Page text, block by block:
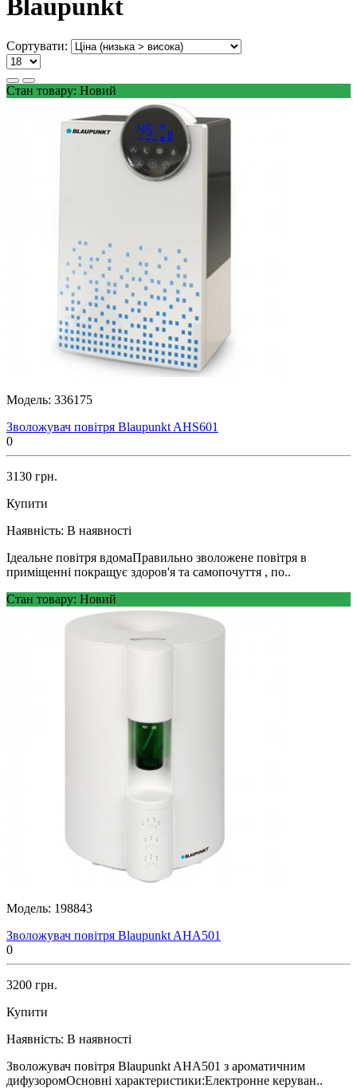
Blaupunkt
Сортувати:
Стан товару: Новий
Модель: 336175
Зволожувач повітря Blaupunkt AHS601
0
3130 грн.
Купити
Наявність: В наявності
Ідеальне повітря вдомаПравильно зволожене повітря в
приміщенні покращує здоров'я та самопочуття , по..
Стан товару: Новий
Модель: 198843
Зволожувач повітря Blaupunkt AHA501
0
3200 грн.
Купити
Наявність: В наявності
Зволожувач повітря Blaupunkt AHA501 з ароматичним
дифузоромОсновні характеристики:Електронне керуван..